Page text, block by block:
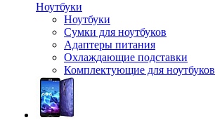
Ноутбуки
Ноутбуки
Сумки для ноутбуков
Адаптеры питания
Охлаждающие подставки
Комплектующие для ноутбуков